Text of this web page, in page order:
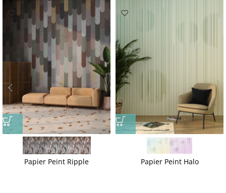
Papier Peint Ripple Papier Peint Halo